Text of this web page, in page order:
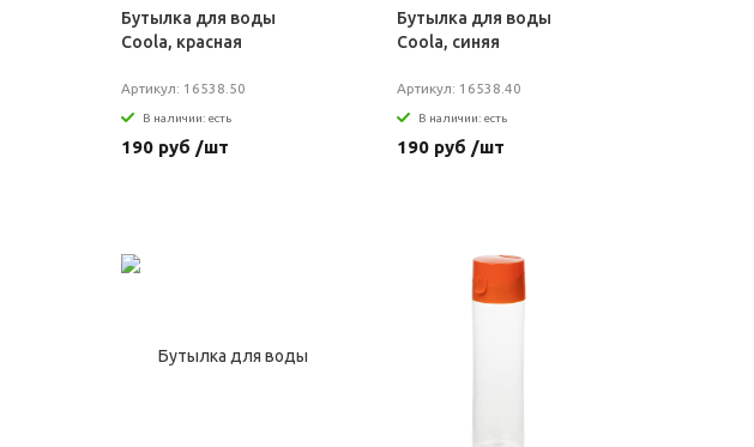
Бутылка для воды
Coola, красная
Артикул: 16538.50
В наличии: есть
190 руб /шт
Бутылка для воды
Coola, синяя
Артикул: 16538.40
В наличии: есть
190 руб /шт